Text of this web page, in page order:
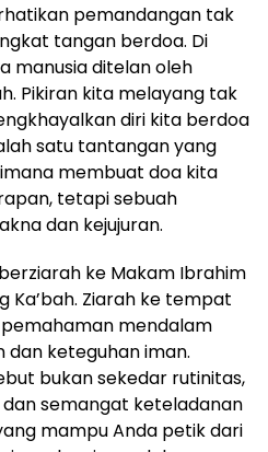
pemandangan tak
tangan berdoa. Di
manusia ditelan oleh
Pikiran kita melayang tak
diri kita berdoa
satu tantangan yang
membuat doa kita
tetapi sebuah
dan kejujuran.
ke Makam Ibrahim
Ka’bah. Ziarah ke tempat
mendalam
keteguhan iman.
bukan sekedar rutinitas,
semangat keteladanan
mampu Anda petik dari